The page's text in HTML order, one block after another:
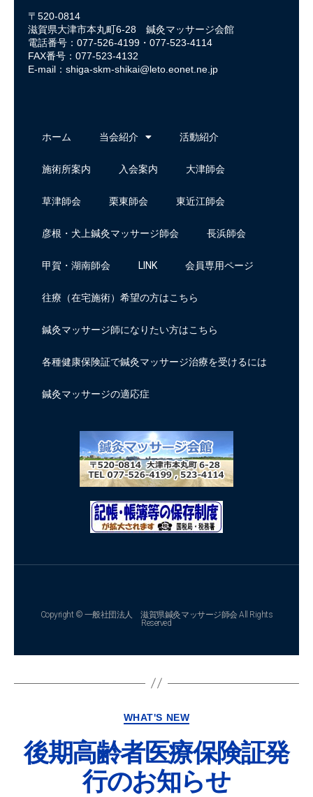
〒520-0814
滋賀県大津市本丸町6-28 鍼灸マッサージ会館
電話番号：077-526-4199・077-523-4114
FAX番号：077-523-4132
E-mail： shiga-skm-shikai@leto.eonet.ne.jp
ホーム 当会紹介 活動紹介
施術所案内 入会案内 大津師会
草津師会 栗東師会 東近江師会
彦根・犬上鍼灸マッサージ師会 長浜師会
甲賀・湖南師会 LINK 会員専用ページ
往療（在宅施術）希望の方はこちら
鍼灸マッサージ師になりたい方はこちら
各種健康保険証で鍼灸マッサージ治療を受けるには
鍼灸マッサージの適応症
Copyright © 一般社団法人 滋賀県鍼灸マッサージ師会 All Rights
Reserved
WHAT'S NEW
後期高齢者医療保険証発
行のお知らせ